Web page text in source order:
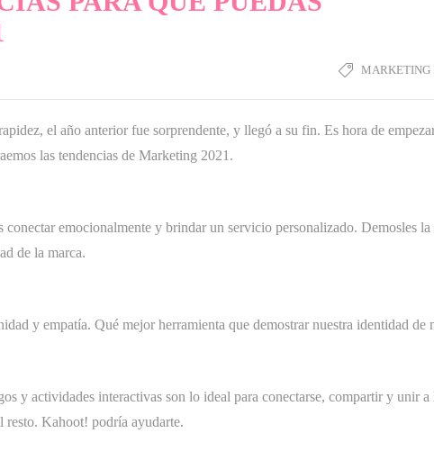
MARKETING
el año anterior fue sorprendente, y llegó a su fin. Es hora de
las tendencias de Marketing 2021.
conectar emocionalmente y brindar un servicio personalizado. Demosles la
de la marca.
y empatía. Qué mejor herramienta que demostrar nuestra identidad de
y actividades interactivas son lo ideal para conectarse, compartir y unir a
resto. Kahoot! podría ayudarte.